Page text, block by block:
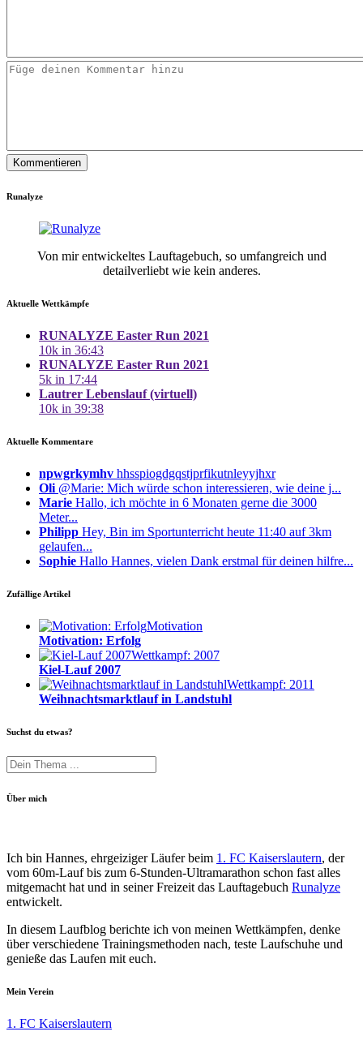
Runalyze
Von mir entwickeltes Lauftagebuch, so umfangreich und
detailverliebt wie kein anderes.
Aktuelle Wettkämpfe
RUNALYZE Easter Run 2021
10k in 36:43
RUNALYZE Easter Run 2021
5k in 17:44
Lautrer Lebenslauf (virtuell)
10k in 39:38
Aktuelle Kommentare
npwgrkymhv hhsspiogdgqstjprfikutnleyyjhxr
Oli @Marie: Mich würde schon interessieren, wie deine j...
Marie Hallo, ich möchte in 6 Monaten gerne die 3000
Meter...
Philipp Hey, Bin im Sportunterricht heute 11:40 auf 3km
gelaufen...
Sophie Hallo Hannes, vielen Dank erstmal für deinen hilfre...
Zufällige Artikel
Motivation
Motivation: Erfolg
Wettkampf: 2007
Kiel-Lauf 2007
Wettkampf: 2011
Weihnachtsmarktlauf in Landstuhl
Suchst du etwas?
Über mich
Ich bin Hannes, ehrgeiziger Läufer beim 1. FC Kaiserslautern, der
vom 60m-Lauf bis zum 6-Stunden-Ultramarathon schon fast alles
mitgemacht hat und in seiner Freizeit das Lauftagebuch Runalyze
entwickelt.
In diesem Laufblog berichte ich von meinen Wettkämpfen, denke
über verschiedene Trainingsmethoden nach, teste Laufschuhe und
genieße das Laufen mit euch.
Mein Verein
1. FC Kaiserslautern